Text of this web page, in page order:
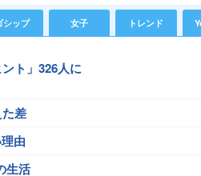
シップ 女子 トレンド
ント」326人に
差
由
生活